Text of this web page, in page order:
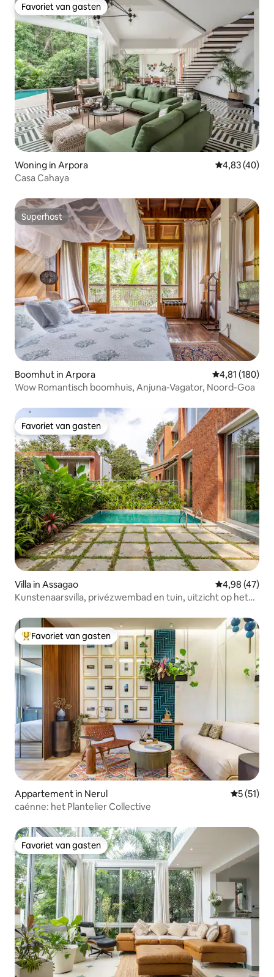
Favoriet van gasten
Favoriet van gasten
Woning in Arpora Gemiddelde
4,83 (40)
Casa Cahaya
Superhost
Superhost
Boomhut in Arpora Gemiddelde
4,81 (180)
Wow Romantisch boomhuis, Anjuna-Vagator, Noord-Goa
Favoriet van gasten
Favoriet van gasten
Villa in Assagao Gemiddelde
4,98 (47)
Kunstenaarsvilla, privézwembad en tuin, uitzicht op het
Topfavoriet van gasten
Favoriet van gasten
Appartement in Nerul
5 (51)
caénne: het Plantelier Collective
Favoriet van gasten
Favoriet van gasten